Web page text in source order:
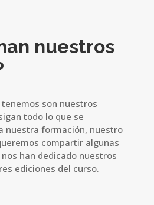
nuestros
son nuestros
todo lo que se
nuestra formación, nuestro
compartir algunas
han dedicado nuestros
ediciones del curso.